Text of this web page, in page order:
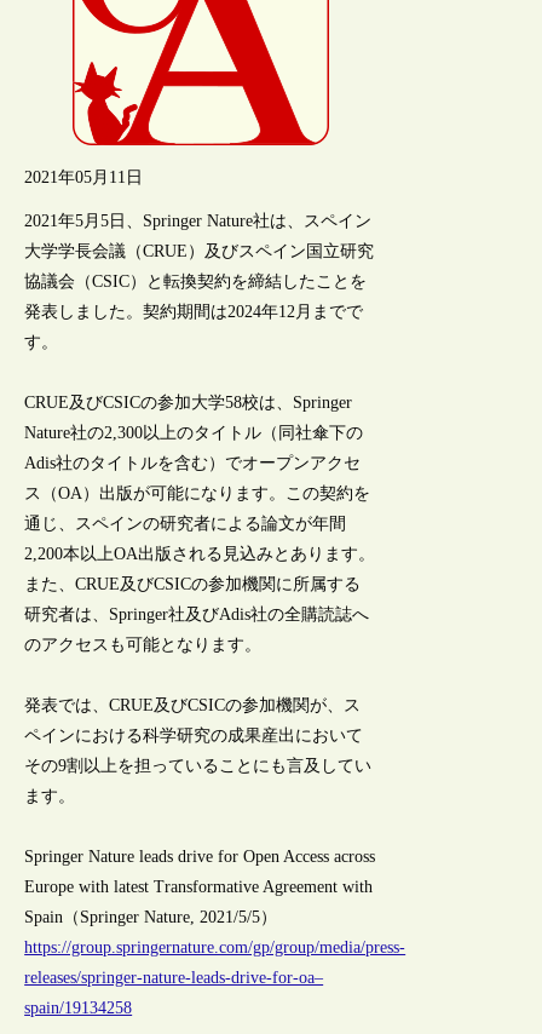
2021年05月11日
2021年5月5日、Springer Nature社は、スペイン
大学学長会議（CRUE）及びスペイン国立研究
協議会（CSIC）と転換契約を締結したことを
発表しました。契約期間は2024年12月までで
す。
CRUE及びCSICの参加大学58校は、Springer
Nature社の2,300以上のタイトル（同社傘下の
Adis社のタイトルを含む）でオープンアクセ
ス（OA）出版が可能になります。この契約を
通じ、スペインの研究者による論文が年間
2,200本以上OA出版される見込みとあります。
また、CRUE及びCSICの参加機関に所属する
研究者は、Springer社及びAdis社の全購読誌へ
のアクセスも可能となります。
発表では、CRUE及びCSICの参加機関が、ス
ペインにおける科学研究の成果産出において
その9割以上を担っていることにも言及してい
ます。
Springer Nature leads drive for Open Access across
Europe with latest Transformative Agreement with
Spain（Springer Nature, 2021/5/5）
https://group.springernature.com/gp/group/media/press-
releases/springer-nature-leads-drive-for-oa–
spain/19134258